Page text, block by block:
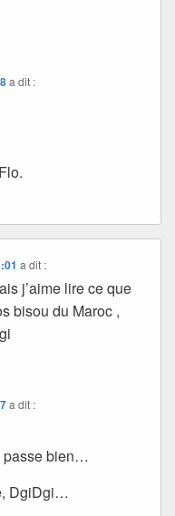
a dit :
a dit :
j’aime lire ce que
bisou du Maroc ,
a dit :
passe bien…
DgiDgi…